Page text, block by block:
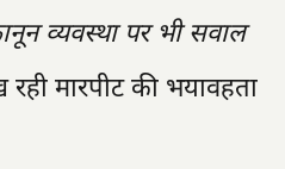
व्यवस्था पर भी सवाल
मारपीट की भयावहता